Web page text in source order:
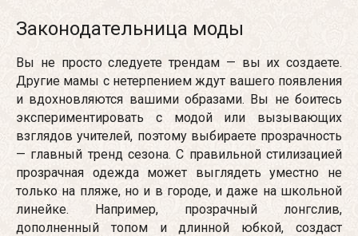
Законодательница моды
Вы не просто следуете трендам — вы их создаете.
Другие мамы с нетерпением ждут вашего появления
и вдохновляются вашими образами. Вы не боитесь
экспериментировать с модой или вызывающих
взглядов учителей, поэтому выбираете прозрачность
— главный тренд сезона. С правильной стилизацией
прозрачная одежда может выглядеть уместно не
только на пляже, но и в городе, и даже на школьной
линейке. Например, прозрачный лонгслив,
дополненный топом и длинной юбкой, создаст